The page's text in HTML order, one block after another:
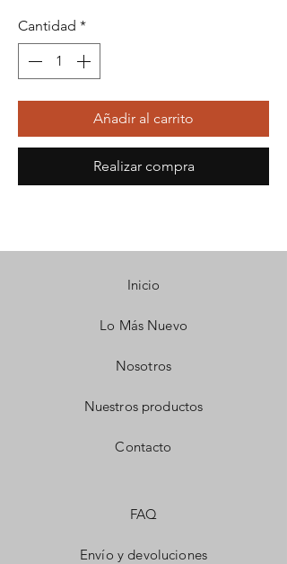
Cantidad *
Añadir al carrito
Realizar compra
Inicio
Lo Más Nuevo
Nosotros
Nuestros productos
Contacto
FAQ
Envío y devoluciones